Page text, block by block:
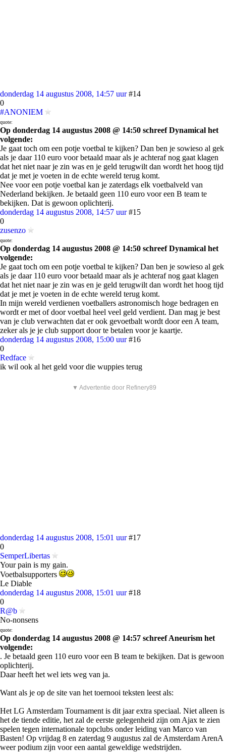
donderdag 14 augustus 2008, 14:57 uur #14
0
#ANONIEM
quote:
Op donderdag 14 augustus 2008 @ 14:50 schreef Dynamical het
volgende:
Je gaat toch om een potje voetbal te kijken? Dan ben je sowieso al gek
als je daar 110 euro voor betaald maar als je achteraf nog gaat klagen
dat het niet naar je zin was en je geld terugwilt dan wordt het hoog tijd
dat je met je voeten in de echte wereld terug komt.
Nee voor een potje voetbal kan je zaterdags elk voetbalveld van
Nederland bekijken. Je betaald geen 110 euro voor een B team te
bekijken. Dat is gewoon oplichterij.
donderdag 14 augustus 2008, 14:57 uur #15
0
zusenzo
quote:
Op donderdag 14 augustus 2008 @ 14:50 schreef Dynamical het
volgende:
Je gaat toch om een potje voetbal te kijken? Dan ben je sowieso al gek
als je daar 110 euro voor betaald maar als je achteraf nog gaat klagen
dat het niet naar je zin was en je geld terugwilt dan wordt het hoog tijd
dat je met je voeten in de echte wereld terug komt.
In mijn wereld verdienen voetballers astronomisch hoge bedragen en
wordt er met of door voetbal heel veel geld verdient. Dan mag je best
van je club verwachten dat er ook gevoetbalt wordt door een A team,
zeker als je je club support door te betalen voor je kaartje.
donderdag 14 augustus 2008, 15:00 uur #16
0
Redface
ik wil ook al het geld voor die wuppies terug
▼ Advertentie door Refinery89
donderdag 14 augustus 2008, 15:01 uur #17
0
SemperLibertas
Your pain is my gain.
Voetbalsupporters
Le Diable
donderdag 14 augustus 2008, 15:01 uur #18
0
R@b
No-nonsens
quote:
Op donderdag 14 augustus 2008 @ 14:57 schreef Aneurism het
volgende:
. Je betaald geen 110 euro voor een B team te bekijken. Dat is gewoon
oplichterij.
Daar heeft het wel iets weg van ja.
Want als je op de site van het toernooi teksten leest als:
Het LG Amsterdam Tournament is dit jaar extra speciaal. Niet alleen is
het de tiende editie, het zal de eerste gelegenheid zijn om Ajax te zien
spelen tegen internationale topclubs onder leiding van Marco van
Basten! Op vrijdag 8 en zaterdag 9 augustus zal de Amsterdam ArenA
weer podium zijn voor een aantal geweldige wedstrijden.